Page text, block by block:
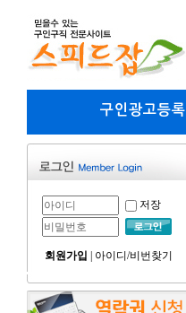
구인광고등록
저장
회원가입 아이디/비번찾기